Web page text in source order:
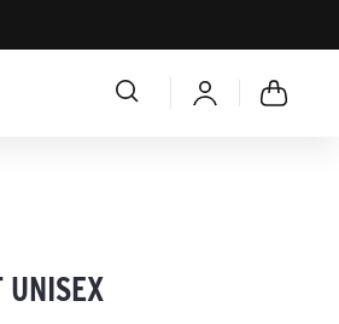
UNISEX